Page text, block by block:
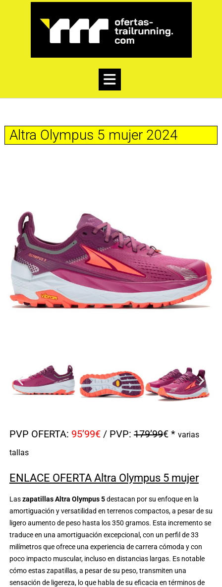
Altra Olympus 5 mujer 2024
PVP OFERTA: 95’99€/ PVP: 179’99€ * varias
tallas
ENLACE OFERTA Altra Olympus 5 mujer
Laszapatillas Altra Olympus 5destacan por su enfoque en la
amortiguación y versatilidad en terrenos compactos, a pesar de su
ligero aumento de peso hasta los 350 gramos. Esta incremento se
traduce en una amortiguación excepcional, con un perfil de 33
milímetros que ofrece una experiencia de carrera cómoda y con
poco impacto muscular, incluso en distancias largas. Es notable
cómo estas zapatillas, a pesar de su peso, transmiten una
sensación de ligereza, lo que habla de su eficacia en términos de